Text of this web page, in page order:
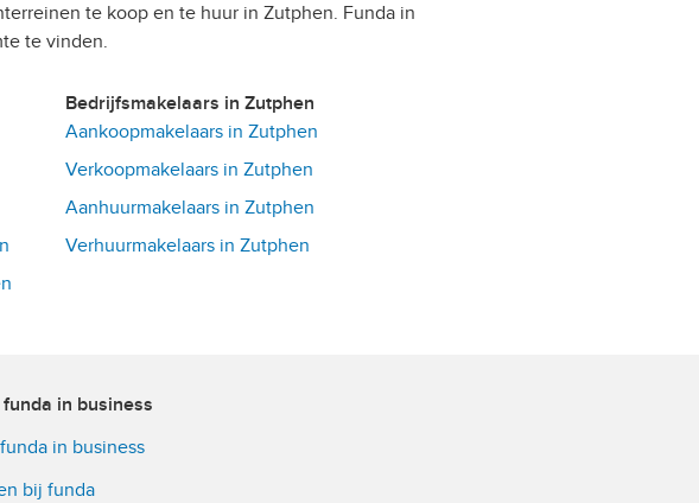
te koop en te huur in Zutphen. Funda in
te vinden.
Bedrijfsmakelaars in Zutphen
Aankoopmakelaars in Zutphen
Verkoopmakelaars in Zutphen
Aanhuurmakelaars in Zutphen
Verhuurmakelaars in Zutphen
in business
in business
bij funda